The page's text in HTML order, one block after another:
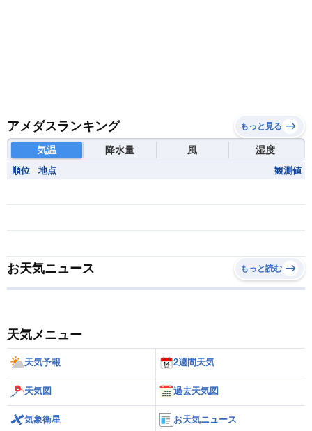
アメダスランキング もっと見る
気温 降水量 風 湿度
順位 地点 観測値
お天気ニュース もっと読む
天気メニュー
天気予報 2週間天気
天気図 過去天気図
気象衛星 お天気ニュース